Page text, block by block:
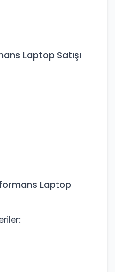
Laptop Satışı
Laptop